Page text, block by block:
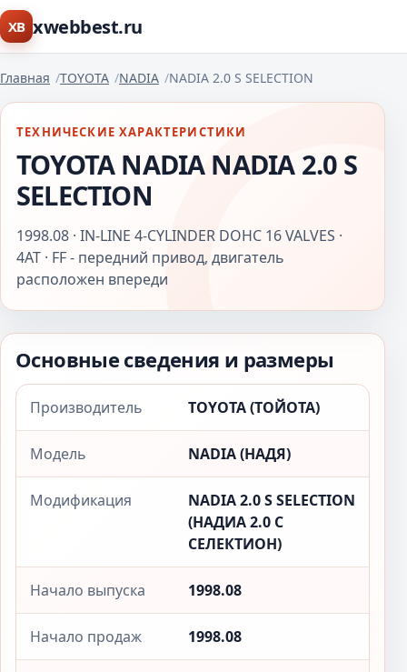
XB xwebbest.ru
Главная TOYOTA NADIA NADIA 2.0 S SELECTION
ТЕХНИЧЕСКИЕ ХАРАКТЕРИСТИКИ
TOYOTA NADIA NADIA 2.0 S
SELECTION
1998.08 · IN-LINE 4-CYLINDER DOHC 16 VALVES ·
4AT · FF - передний привод, двигатель
расположен впереди
Основные сведения и размеры
Производитель TOYOTA (ТОЙОТА)
Модель NADIA (НАДЯ)
Модификация
NADIA 2.0 S SELECTION
(НАДИА 2.0 С
СЕЛЕКТИОН)
Начало выпуска 1998.08
Начало продаж 1998.08